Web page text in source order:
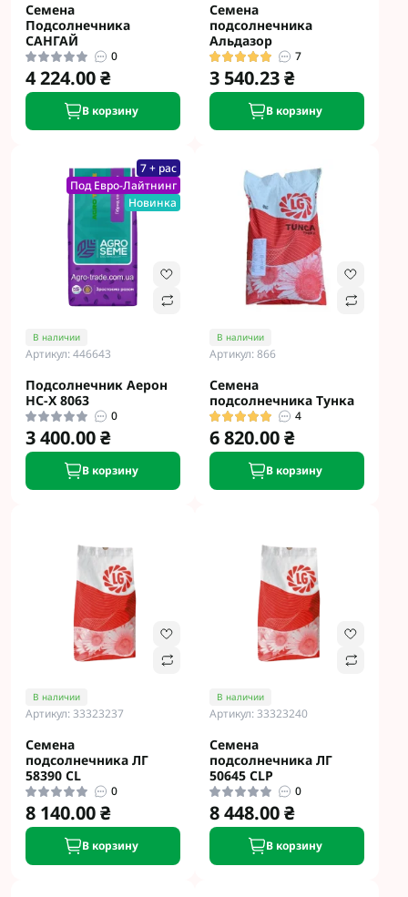
Семена
Подсолнечника
САНГАЙ
0
4 224.00 ₴
В корзину
Семена
подсолнечника
Альдазор
7
3 540.23 ₴
В корзину
7 + рас
Под Евро-Лайтнинг
Новинка
В наличии
Артикул: 446643
Подсолнечник Аерон
НС-Х 8063
0
3 400.00 ₴
В корзину
В наличии
Артикул: 866
Семена
подсолнечника Тунка
4
6 820.00 ₴
В корзину
В наличии
Артикул: 33323237
Семена
подсолнечника ЛГ
58390 CL
0
8 140.00 ₴
В корзину
В наличии
Артикул: 33323240
Семена
подсолнечника ЛГ
50645 CLP
0
8 448.00 ₴
В корзину